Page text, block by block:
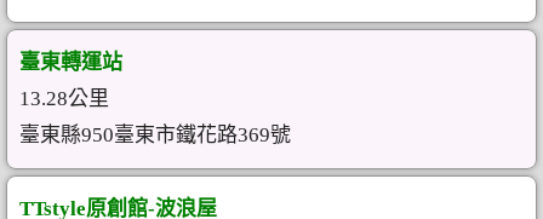
臺東轉運站
13.28公里
臺東縣950臺東市鐵花路369號
TTstyle原創館-波浪屋